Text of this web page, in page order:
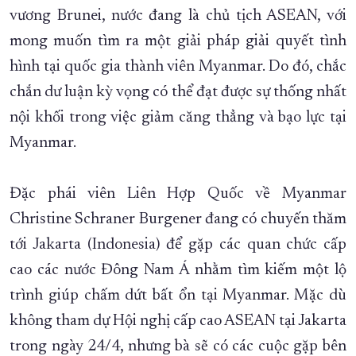
vương Brunei, nước đang là chủ tịch ASEAN, với
mong muốn tìm ra một giải pháp giải quyết tình
hình tại quốc gia thành viên Myanmar. Do đó, chắc
chắn dư luận kỳ vọng có thể đạt được sự thống nhất
nội khối trong việc giảm căng thẳng và bạo lực tại
Myanmar.
Đặc phái viên Liên Hợp Quốc về Myanmar
Christine Schraner Burgener đang có chuyến thăm
tới Jakarta (Indonesia) để gặp các quan chức cấp
cao các nước Đông Nam Á nhằm tìm kiếm một lộ
trình giúp chấm dứt bất ổn tại Myanmar. Mặc dù
không tham dự Hội nghị cấp cao ASEAN tại Jakarta
trong ngày 24/4, nhưng bà sẽ có các cuộc gặp bên